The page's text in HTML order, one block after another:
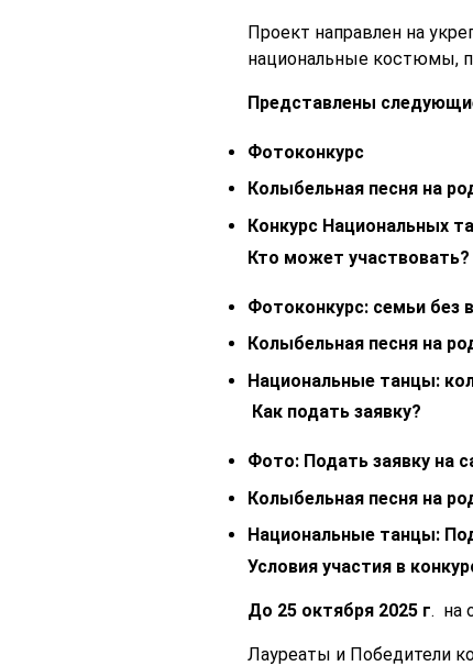
Проект направлен на
национальные костюмы,
Представлены
Фотоконкурс
Колыбельная песня на
Конкурс Национальных
Кто может участвовать?
Фотоконкурс: семьибез
Колыбельная песня на
Национальные танцы:
Как подать заявку?
Фото: Подать заявку на
Колыбельная песня на
Национальные танцы:
Условия участия в
До 25 октября 2025 г. на
Лауреаты и Победители